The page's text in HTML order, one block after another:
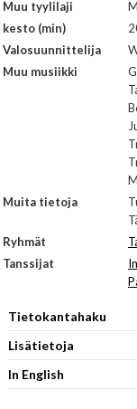
Muu tyylilaji
kesto (min)
Valosuunnittelija
Muu musiikki
Muita tietoja
Ryhmät
Tanssijat
Tietokantahaku
Lisätietoja
In English